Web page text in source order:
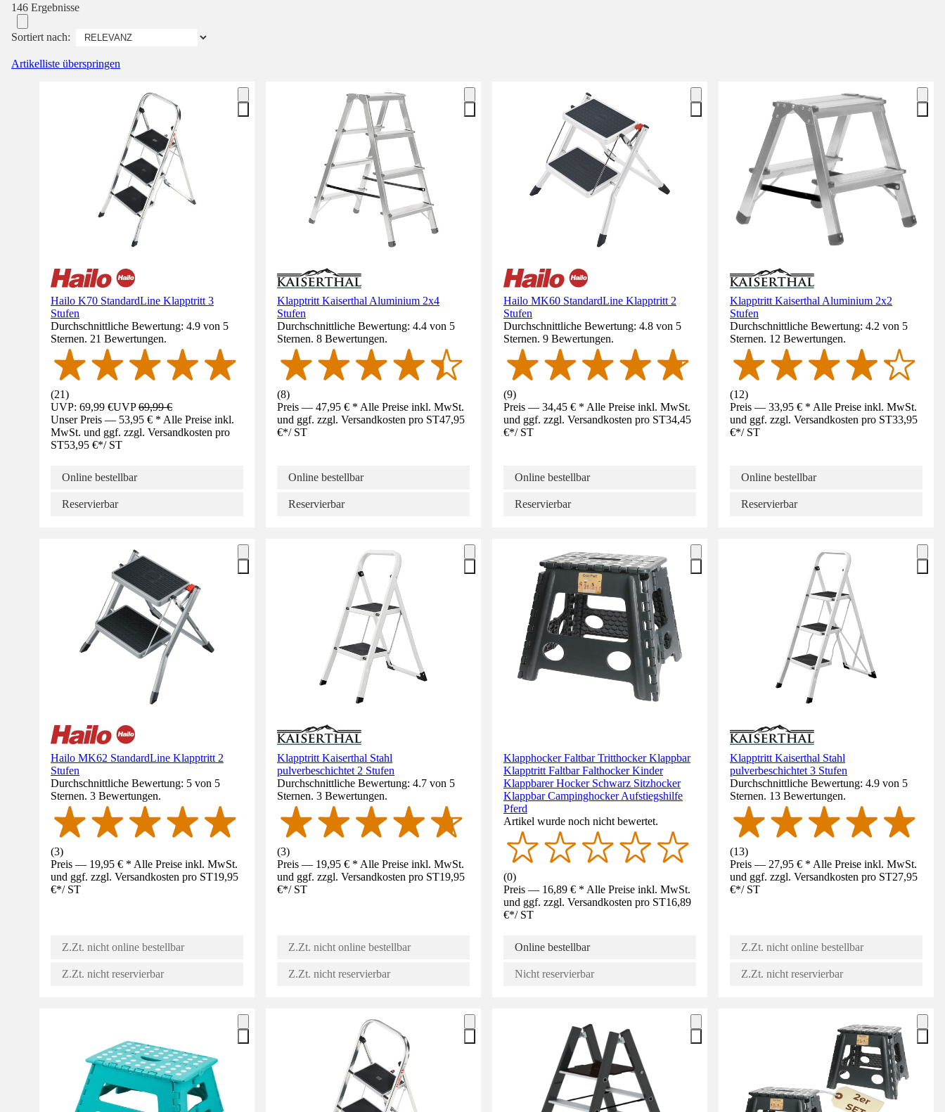
146 Ergebnisse
Sortiert nach:
Artikelliste überspringen
Hailo K70 StandardLine Klapptritt 3
Stufen
Durchschnittliche Bewertung: 4.9 von 5
Sternen. 21 Bewertungen.
(21)
UVP: 69,99 €UVP69,99 €
Unser Preis — 53,95 € * Alle Preise inkl.
MwSt. und ggf. zzgl. Versandkosten pro
ST53,95 €*/ ST
Online bestellbar
Reservierbar
Klapptritt Kaiserthal Aluminium 2x4
Stufen
Durchschnittliche Bewertung: 4.4 von 5
Sternen. 8 Bewertungen.
(8)
Preis — 47,95 € * Alle Preise inkl. MwSt.
und ggf. zzgl. Versandkosten pro ST47,95
€*/ ST
Online bestellbar
Reservierbar
Hailo MK60 StandardLine Klapptritt 2
Stufen
Durchschnittliche Bewertung: 4.8 von 5
Sternen. 9 Bewertungen.
(9)
Preis — 34,45 € * Alle Preise inkl. MwSt.
und ggf. zzgl. Versandkosten pro ST34,45
€*/ ST
Online bestellbar
Reservierbar
Klapptritt Kaiserthal Aluminium 2x2
Stufen
Durchschnittliche Bewertung: 4.2 von 5
Sternen. 12 Bewertungen.
(12)
Preis — 33,95 € * Alle Preise inkl. MwSt.
und ggf. zzgl. Versandkosten pro ST33,95
€*/ ST
Online bestellbar
Reservierbar
Hailo MK62 StandardLine Klapptritt 2
Stufen
Durchschnittliche Bewertung: 5 von 5
Sternen. 3 Bewertungen.
(3)
Preis — 19,95 € * Alle Preise inkl. MwSt.
und ggf. zzgl. Versandkosten pro ST19,95
€*/ ST
Z.Zt. nicht online bestellbar
Z.Zt. nicht reservierbar
Klapptritt Kaiserthal Stahl
pulverbeschichtet 2 Stufen
Durchschnittliche Bewertung: 4.7 von 5
Sternen. 3 Bewertungen.
(3)
Preis — 19,95 € * Alle Preise inkl. MwSt.
und ggf. zzgl. Versandkosten pro ST19,95
€*/ ST
Z.Zt. nicht online bestellbar
Z.Zt. nicht reservierbar
Klapphocker Faltbar Tritthocker Klappbar
Klapptritt Faltbar Falthocker Kinder
Klappbarer Hocker Schwarz Sitzhocker
Klappbar Campinghocker Aufstiegshilfe
Pferd
Artikel wurde noch nicht bewertet.
(0)
Preis — 16,89 € * Alle Preise inkl. MwSt.
und ggf. zzgl. Versandkosten pro ST16,89
€*/ ST
Online bestellbar
Nicht reservierbar
Klapptritt Kaiserthal Stahl
pulverbeschichtet 3 Stufen
Durchschnittliche Bewertung: 4.9 von 5
Sternen. 13 Bewertungen.
(13)
Preis — 27,95 € * Alle Preise inkl. MwSt.
und ggf. zzgl. Versandkosten pro ST27,95
€*/ ST
Z.Zt. nicht online bestellbar
Z.Zt. nicht reservierbar